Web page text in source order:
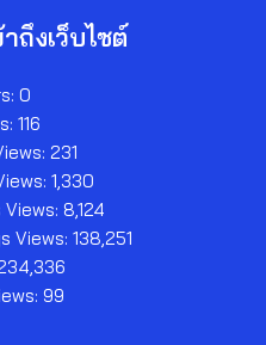
ถึงเว็บไซต์
0
116
231
1,330
8,124
Views:138,251
99